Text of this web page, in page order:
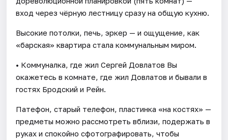
вход через чёрную лестницу сразу на общую кухню.
Высокие потолки, печь, эркер — и ощущение, как
«барская» квартира стала коммунальным миром.
• Коммуналка, где жил Сергей Довлатов Вы
окажетесь в комнате, где жил Довлатов и бывали в
гостях Бродский и Рейн.
Патефон, старый телефон, пластинка «на костях» —
предметы можно рассмотреть вблизи, подержать в
руках и спокойно сфотографировать, чтобы